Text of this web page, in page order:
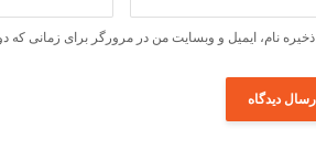
ذخیره نام، ایمیل و وبسایت من در مرورگر برای زمانی که